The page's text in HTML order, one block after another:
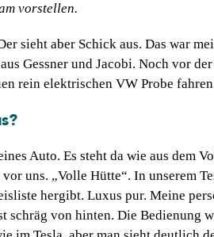
vorstellen.
sieht aber Schick aus. Das war
Gessner und Jacobi. Noch vor
rein elektrischen VW Probe
Auto. Es steht da wie aus dem
uns. „Volle Hütte“. In unserem
hergibt. Luxus pur. Meine
schräg von hinten. Die Bedienung